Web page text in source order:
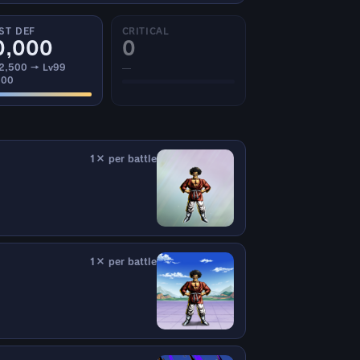
DEF
→ Lv99
CRITICAL
0
—
1× per battle
1× per battle